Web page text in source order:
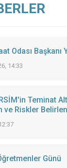
Odası Başkanı
14:33
Teminat
ve Riskler
Günü